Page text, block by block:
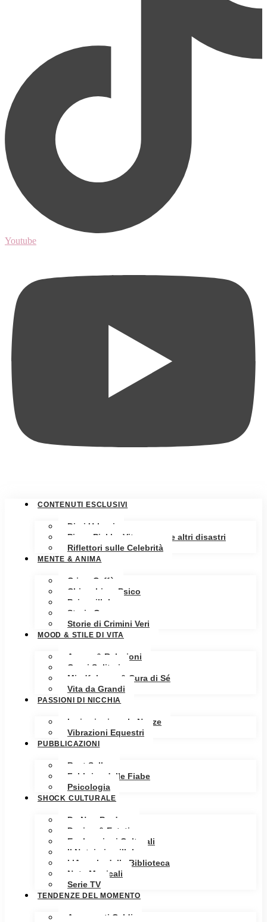
Youtube
CONTENUTI ESCLUSIVI
Diari Urbani
Pippa Pickle: Vita, amore e altri disastri
Riflettori sulle Celebrità
MENTE & ANIMA
Crime Caffè
Chiacchiere Psico
Psicopillole
Storia Oscura
Storie di Crimini Veri
MOOD & STILE DI VITA
Amore & Relazioni
Cuori Solitari
Mindfulness & Cura di Sé
Vita da Grandi
PASSIONI DI NICCHIA
Ispirazioni per le Nozze
Vibrazioni Equestri
PUBBLICAZIONI
Best Seller
Fabbrica delle Fiabe
Psicologia
SHOCK CULTURALE
Da Non Perdere
Design & Estetica
Esplorazioni Culturali
Il Notaio in pillole
L’Angolo della Biblioteca
Note Musicali
Serie TV
TENDENZE DEL MOMENTO
Argomenti Caldi